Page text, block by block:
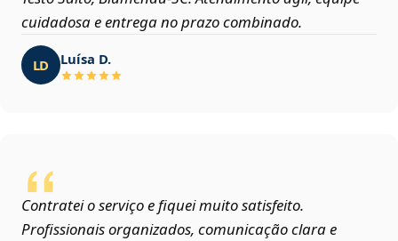
cuidadosa e entrega no prazo combinado.
LD Luísa D.
Contratei o serviço e fiquei muito satisfeito.
Profissionais organizados, comunicação clara e